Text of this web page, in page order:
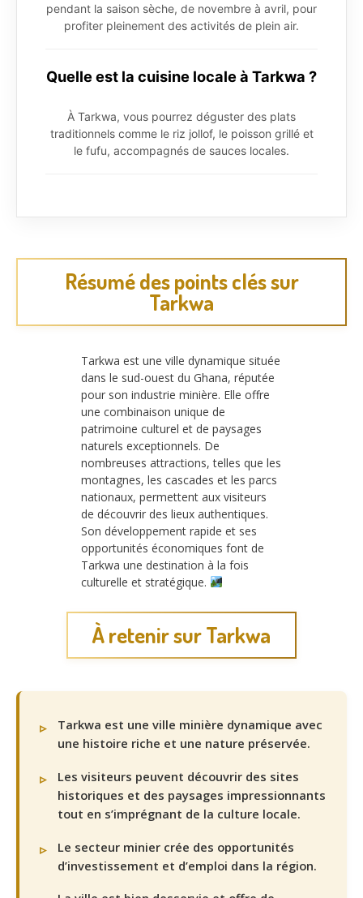
pendant la saison sèche, de novembre à avril, pour
profiter pleinement des activités de plein air.
Quelle est la cuisine locale à Tarkwa ?
À Tarkwa, vous pourrez déguster des plats
traditionnels comme le riz jollof, le poisson grillé et
le fufu, accompagnés de sauces locales.
Résumé des points clés sur
Tarkwa
Tarkwa est une ville dynamique située
dans le sud-ouest du Ghana, réputée
pour son industrie minière. Elle offre
une combinaison unique de
patrimoine culturel et de paysages
naturels exceptionnels. De
nombreuses attractions, telles que les
montagnes, les cascades et les parcs
nationaux, permettent aux visiteurs
de découvrir des lieux authentiques.
Son développement rapide et ses
opportunités économiques font de
Tarkwa une destination à la fois
culturelle et stratégique.
À retenir sur Tarkwa
Tarkwa est une ville minière dynamique avec
une histoire riche et une nature préservée.
Les visiteurs peuvent découvrir des sites
historiques et des paysages impressionnants
tout en s’imprégnant de la culture locale.
Le secteur minier crée des opportunités
d’investissement et d’emploi dans la région.